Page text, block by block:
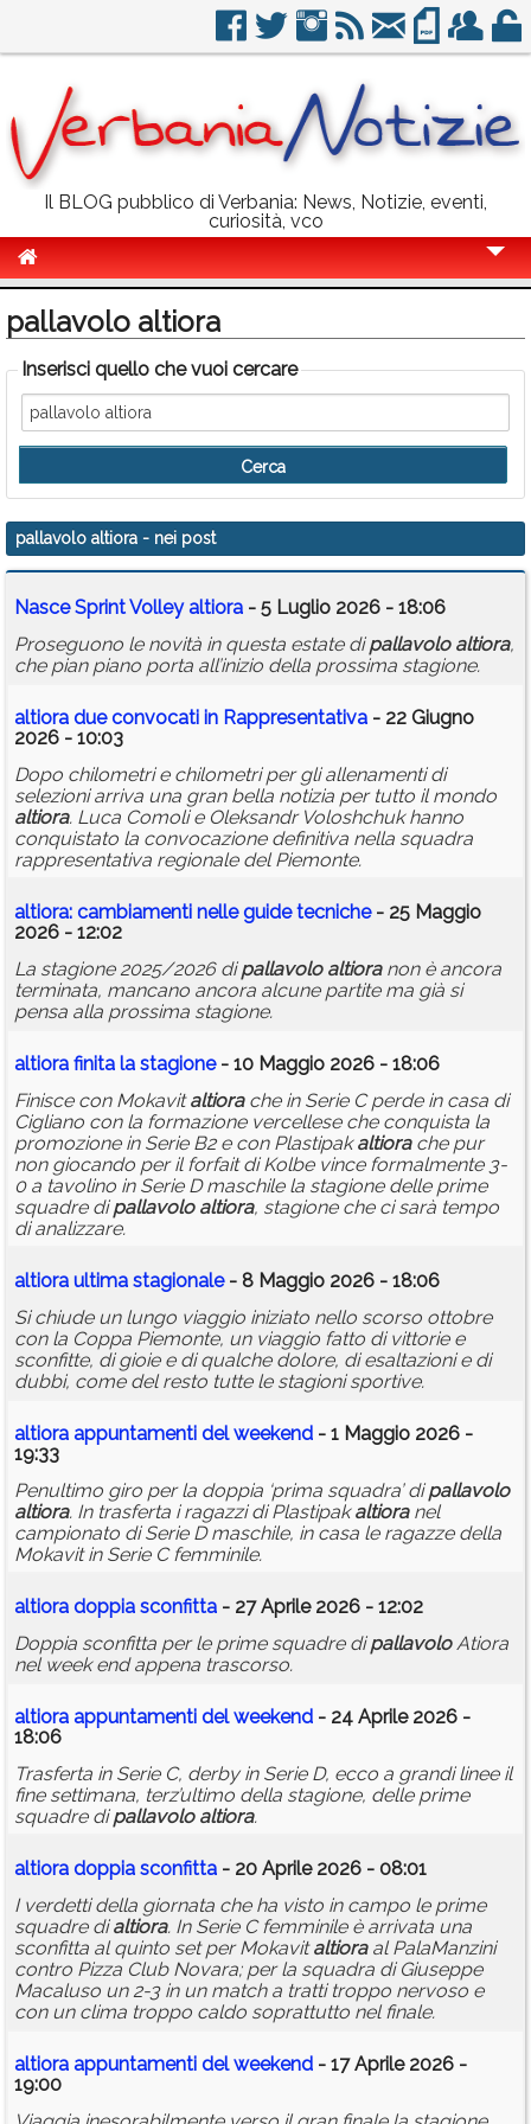
Il BLOG pubblico di Verbania: News, Notizie, eventi,
curiosità, vco
Politica
Sport
Eventi
Info Utili
Rubriche
Calendario
Annunci
pallavolo altiora
Inserisci quello che vuoi cercare
pallavolo altiora - nei post
Nasce Sprint Volley altiora - 5 Luglio 2026 - 18:06
Proseguono le novità in questa estate dipallavolo altiora,
che pian piano porta all’inizio della prossima stagione.
altiora due convocati in Rappresentativa - 22 Giugno
2026 - 10:03
Dopo chilometri e chilometri per gli allenamenti di
selezioni arriva una gran bella notizia per tutto il mondo
altiora. Luca Comoli e Oleksandr Voloshchuk hanno
conquistato la convocazione definitiva nella squadra
rappresentativa regionale del Piemonte.
altiora: cambiamenti nelle guide tecniche- 25 Maggio
2026 - 12:02
La stagione 2025/2026 dipallavolo altioranon è ancora
terminata, mancano ancora alcune partite ma già si
pensa alla prossima stagione.
altiora finita la stagione- 10 Maggio 2026 - 18:06
Finisce con Mokavitaltiorache in Serie C perde in casa di
Cigliano con la formazione vercellese che conquista la
promozione in Serie B2 e con Plastipakaltiorache pur
non giocando per il forfait di Kolbe vince formalmente 3-
0 a tavolino in Serie D maschile la stagione delle prime
squadre dipallavolo altiora, stagione che ci sarà tempo
di analizzare.
altiora ultima stagionale- 8 Maggio 2026 - 18:06
Si chiude un lungo viaggio iniziato nello scorso ottobre
con la Coppa Piemonte, un viaggio fatto di vittorie e
sconfitte, di gioie e di qualche dolore, di esaltazioni e di
dubbi, come del resto tutte le stagioni sportive.
altiora appuntamenti del weekend - 1 Maggio 2026 -
19:33
Penultimo giro per la doppia ‘prima squadra’ dipallavolo
altiora. In trasferta i ragazzi di Plastipakaltioranel
campionato di Serie D maschile, in casa le ragazze della
Mokavit in Serie C femminile.
altiora doppia sconfitta - 27 Aprile 2026 - 12:02
Doppia sconfitta per le prime squadre dipallavoloAtiora
nel week end appena trascorso.
altiora appuntamenti del weekend - 24 Aprile 2026 -
18:06
Trasferta in Serie C, derby in Serie D, ecco a grandi linee il
fine settimana, terz’ultimo della stagione, delle prime
squadre dipallavolo altiora.
altiora doppia sconfitta - 20 Aprile 2026 - 08:01
I verdetti della giornata che ha visto in campo le prime
squadre dialtiora. In Serie C femminile è arrivata una
sconfitta al quinto set per Mokavitaltioraal PalaManzini
contro Pizza Club Novara; per la squadra di Giuseppe
Macaluso un 2-3 in un match a tratti troppo nervoso e
con un clima troppo caldo soprattutto nel finale.
altiora appuntamenti del weekend - 17 Aprile 2026 -
19:00